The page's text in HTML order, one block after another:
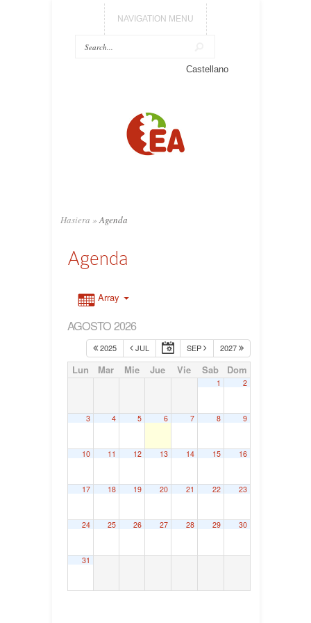
NAVIGATION MENU
Castellano
Hasiera » Agenda
Agenda
Array
AGOSTO 2026
2025 JUL SEP 2027
Lun Mar Mie Jue Vie Sab Dom
1 2
3 4 5 6 7 8 9
10 11 12 13 14 15 16
17 18 19 20 21 22 23
24 25 26 27 28 29 30
31